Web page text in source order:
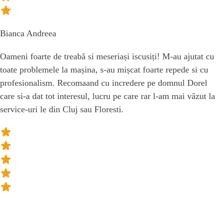
Bianca Andreea
Oameni foarte de treabă si meseriași iscusiți! M-au ajutat cu
toate problemele la mașina, s-au mișcat foarte repede si cu
profesionalism. Recomaand cu incredere pe domnul Dorel
care si-a dat tot interesul, lucru pe care rar l-am mai văzut la
service-uri le din Cluj sau Floresti.